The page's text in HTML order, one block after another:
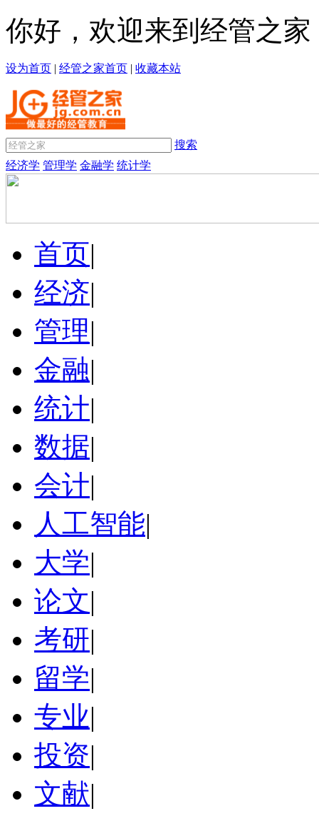
你好，欢迎来到经管之家
设为首页 | 经管之家首页 | 收藏本站
搜索
经济学 管理学 金融学 统计学
首页|
经济|
管理|
金融|
统计|
数据|
会计|
人工智能|
大学|
论文|
考研|
留学|
专业|
投资|
文献|